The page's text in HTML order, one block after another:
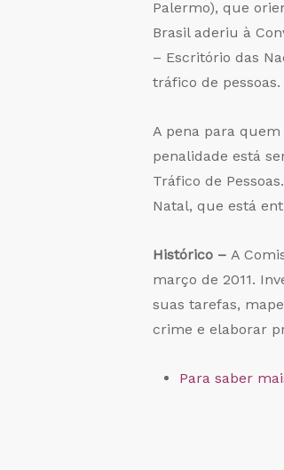
Palermo), que
Brasil aderiu à
– Escritório das
tráfico de pessoas.
A pena para
penalidade está
Tráfico de
Natal, que está
Histórico – A
março de 2011.
suas tarefas,
crime e elaborar
Para saber